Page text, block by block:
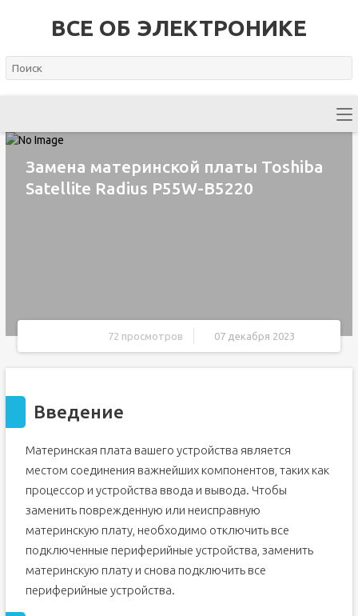
ВСЕ ОБ ЭЛЕКТРОНИКЕ
Замена материнской платы Toshiba
Satellite Radius P55W-B5220
72 просмотров 07 декабря 2023
Введение
Материнская плата вашего устройства является
местом соединения важнейших компонентов, таких как
процессор и устройства ввода и вывода. Чтобы
заменить поврежденную или неисправную
материнскую плату, необходимо отключить все
подключенные периферийные устройства, заменить
материнскую плату и снова подключить все
периферийные устройства.